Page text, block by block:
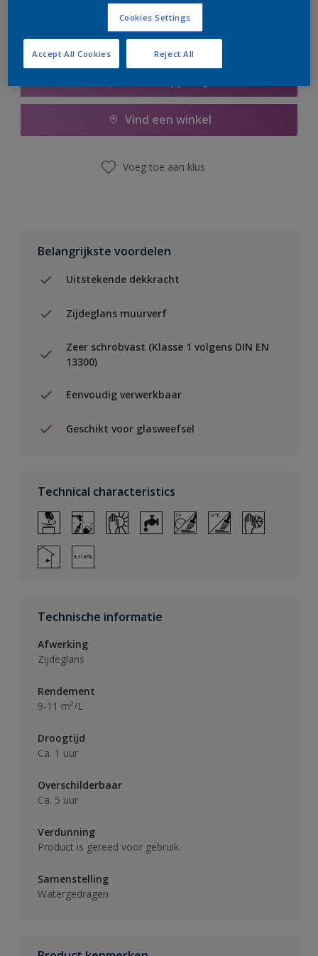
Vind een winkel
Voeg toe aan klus
Belangrijkste voordelen
Uitstekende dekkracht
Zijdeglans muurverf
Zeer schrobvast (Klasse 1 volgens DIN EN
13300)
Eenvoudig verwerkbaar
Geschikt voor glasweefsel
Technical characteristics
Technische informatie
Afwerking
Zijdeglans
Rendement
9-11 m²/L
Droogtijd
Ca. 1 uur
Overschilderbaar
Ca. 5 uur
Verdunning
Product is gereed voor gebruik.
Samenstelling
Watergedragen
Cookies Settings
Reject All
Accept All Cookies